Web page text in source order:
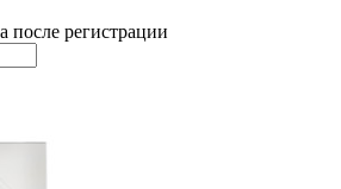
после регистрации